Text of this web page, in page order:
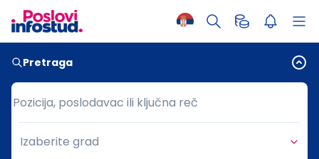
Pretraga
Pozicija, poslodavac ili ključna reč
Pozicija, poslodavac ili ključna reč
Grad
Izaberite grad